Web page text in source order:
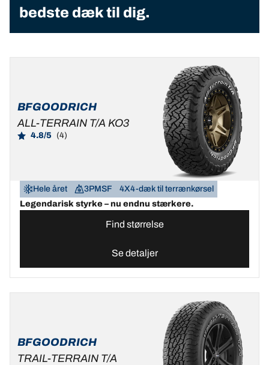
bedste dæk til dig.
BFGOODRICH
ALL-TERRAIN T/A KO3
4.8/5 (4)
Hele året 3PMSF
4X4-dæk til terrænkørsel
Legendarisk styrke – nu endnu stærkere.
Find størrelse
Se detaljer
BFGOODRICH
TRAIL-TERRAIN T/A